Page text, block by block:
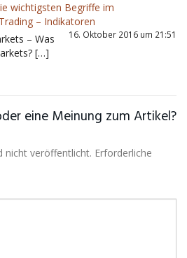
wichtigsten Begriffe im
– Indikatoren
16. Oktober 2016 um 21:51
– Was
[…]
eine Meinung zum Artikel?
nicht veröffentlicht. Erforderliche